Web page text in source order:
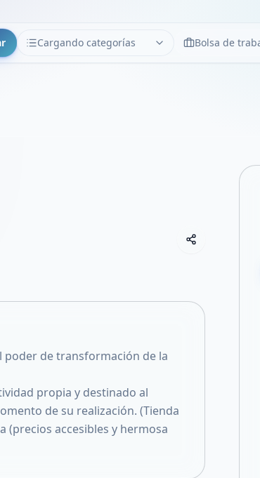
Cargando categorías
CATEGORÍAS LimpiarBolsa de
Compartir
Compartir
Compartir
Compartir
poder de transformación de la
propia y destinado al
de su realización. (Tienda
accesibles y hermosa